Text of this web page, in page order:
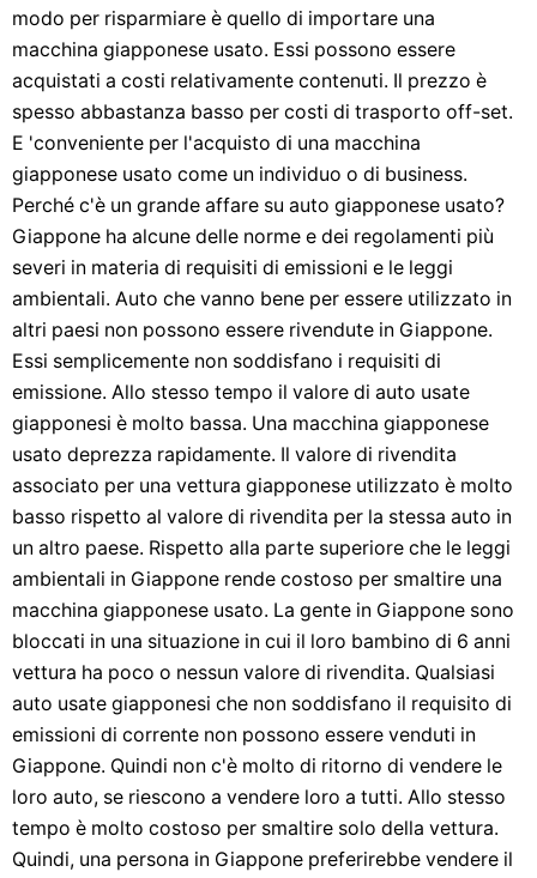
modo per risparmiare è quello di importare una
macchina giapponese usato. Essi possono essere
acquistati a costi relativamente contenuti. Il prezzo è
spesso abbastanza basso per costi di trasporto off-set.
E 'conveniente per l'acquisto di una macchina
giapponese usato come un individuo o di business.
Perché c'è un grande affare su auto giapponese usato?
Giappone ha alcune delle norme e dei regolamenti più
severi in materia di requisiti di emissioni e le leggi
ambientali. Auto che vanno bene per essere utilizzato in
altri paesi non possono essere rivendute in Giappone.
Essi semplicemente non soddisfano i requisiti di
emissione. Allo stesso tempo il valore di auto usate
giapponesi è molto bassa. Una macchina giapponese
usato deprezza rapidamente. Il valore di rivendita
associato per una vettura giapponese utilizzato è molto
basso rispetto al valore di rivendita per la stessa auto in
un altro paese. Rispetto alla parte superiore che le leggi
ambientali in Giappone rende costoso per smaltire una
macchina giapponese usato. La gente in Giappone sono
bloccati in una situazione in cui il loro bambino di 6 anni
vettura ha poco o nessun valore di rivendita. Qualsiasi
auto usate giapponesi che non soddisfano il requisito di
emissioni di corrente non possono essere venduti in
Giappone. Quindi non c'è molto di ritorno di vendere le
loro auto, se riescono a vendere loro a tutti. Allo stesso
tempo è molto costoso per smaltire solo della vettura.
Quindi, una persona in Giappone preferirebbe vendere il